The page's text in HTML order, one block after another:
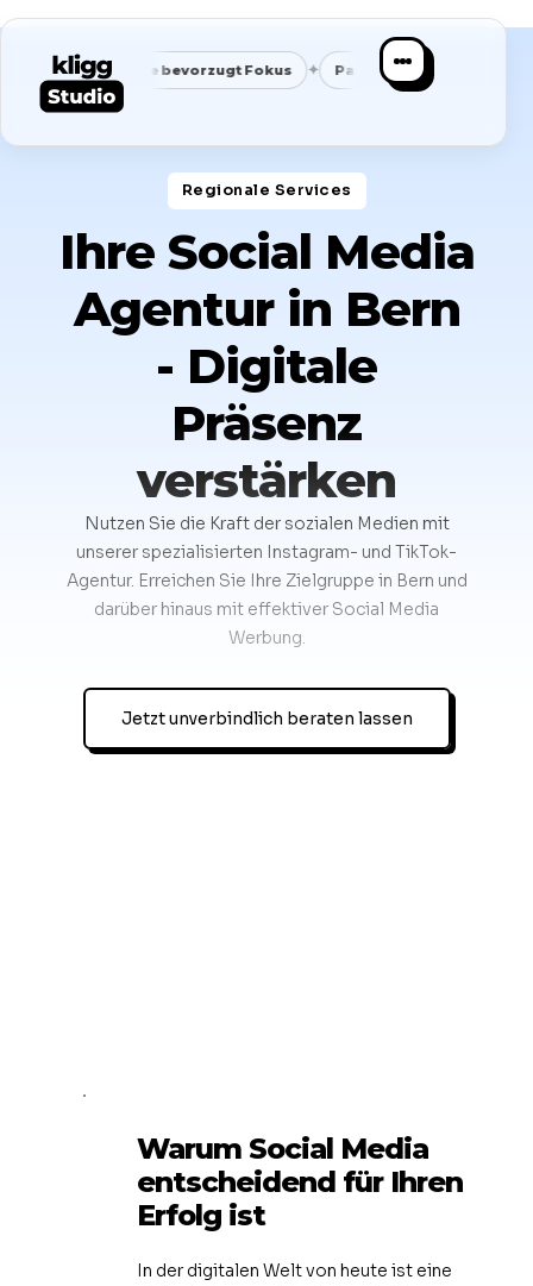
Google bevorzugt Fokus ✦ Passende Anfragen statt Masse
Regionale Services​
Ihre Social Media
Agentur in Bern
- Digitale
Präsenz
verstärken
Nutzen Sie die Kraft der sozialen Medien mit
unserer spezialisierten Instagram- und TikTok-
Agentur. Erreichen Sie Ihre Zielgruppe in Bern und
darüber hinaus mit effektiver Social Media
Werbung.
Jetzt unverbindlich beraten lassen
Warum Social Media
entscheidend für Ihren
Erfolg ist
In der digitalen Welt von heute ist eine